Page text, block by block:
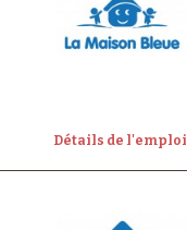
Détails de l'emploi